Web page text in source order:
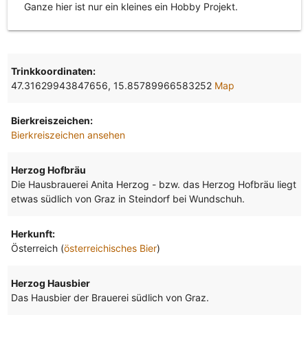
Ganze hier ist nur ein kleines ein Hobby Projekt.
Trinkkoordinaten:
47.31629943847656, 15.85789966583252 Map
Bierkreiszeichen:
Bierkreiszeichen ansehen
Herzog Hofbräu
Die Hausbrauerei Anita Herzog - bzw. das Herzog Hofbräu liegt
etwas südlich von Graz in Steindorf bei Wundschuh.
Herkunft:
Österreich (österreichisches Bier)
Herzog Hausbier
Das Hausbier der Brauerei südlich von Graz.